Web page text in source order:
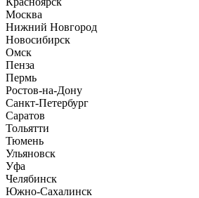
Москва
Нижний Новгород
Новосибирск
Омск
Пенза
Пермь
Ростов-на-Дону
Санкт-Петербург
Саратов
Тольятти
Тюмень
Ульяновск
Уфа
Челябинск
Южно-Сахалинск